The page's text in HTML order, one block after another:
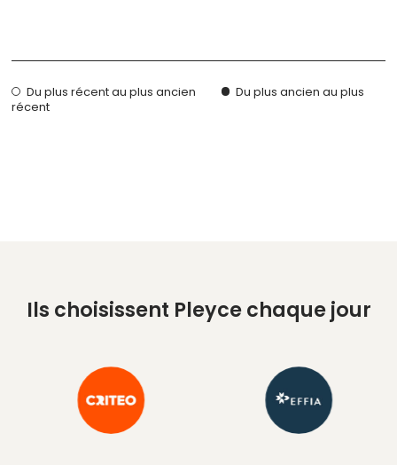
Du plus récent au plus ancien
Du plus ancien au plus
récent
Ils choisissent Pleyce chaque jour